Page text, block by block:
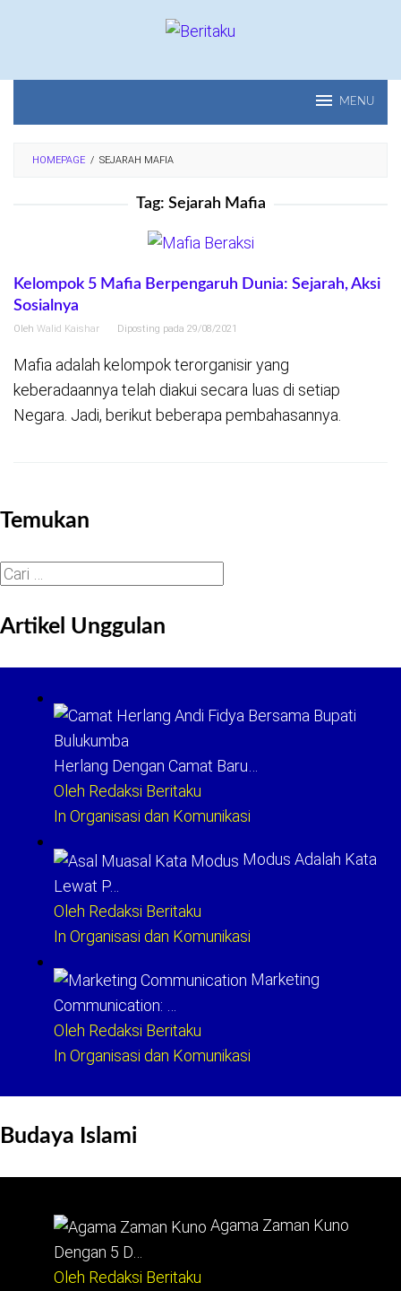
MENU
HOMEPAGE / SEJARAH MAFIA
Tag: Sejarah Mafia
Kelompok 5 Mafia Berpengaruh Dunia: Sejarah, Aksi
Sosialnya
Oleh Walid Kaishar Diposting pada 29/08/2021
Mafia adalah kelompok terorganisir yang
keberadaannya telah diakui secara luas di setiap
Negara. Jadi, berikut beberapa pembahasannya.
Temukan
Cari
Artikel Unggulan
Herlang Dengan Camat Baru…
Oleh Redaksi Beritaku
In Organisasi dan Komunikasi
Modus Adalah Kata
Lewat P…
Oleh Redaksi Beritaku
In Organisasi dan Komunikasi
Marketing
Communication: …
Oleh Redaksi Beritaku
In Organisasi dan Komunikasi
Budaya Islami
Agama Zaman Kuno
Dengan 5 D…
Oleh Redaksi Beritaku